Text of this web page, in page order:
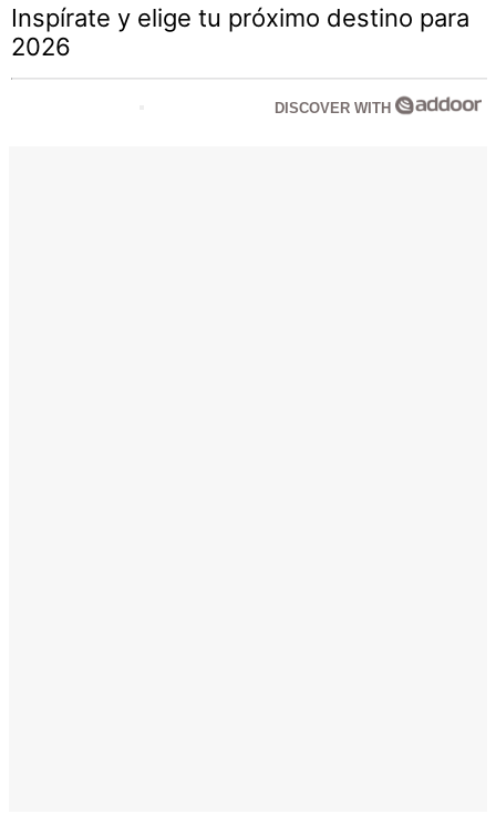
Inspírate y elige tu próximo destino para
2026
DISCOVER WITH